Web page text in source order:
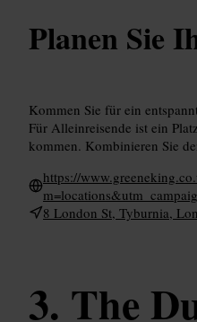
Planen Sie
Kommen Sie für ein
Für Alleinreisende ist ein
kommen. Kombinieren Sie
https://
8 London St, Tyburnia,
The